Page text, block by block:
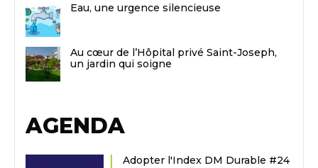
Eau, une urgence silencieuse
Au cœur de l’Hôpital privé Saint-Joseph,
un jardin qui soigne
AGENDA
Adopter l'Index DM Durable #24